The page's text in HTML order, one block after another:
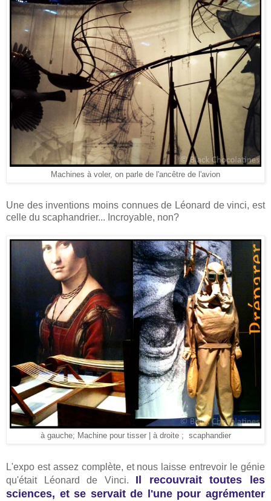
Machines à voler, on parle de l'ancêtre de l'avion
Une des inventions moins connues de Léonard de vinci, est
celle du scaphandrier... Incroyable, non?
à gauche; Machine pour tisser | à droite ; scaphandier
L'expo est assez complète, et nous laisse entrevoir le génie
qu'était Léonard de Vinci. Il recouvrait toutes les
sciences, et se servait de l'une pour agrémenter